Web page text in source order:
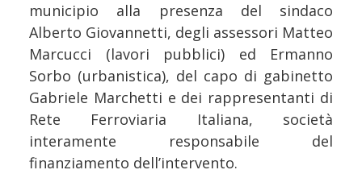
municipio alla presenza del sindaco
Alberto Giovannetti, degli assessori Matteo
Marcucci (lavori pubblici) ed Ermanno
Sorbo (urbanistica), del capo di gabinetto
Gabriele Marchetti e dei rappresentanti di
Rete Ferroviaria Italiana, società
interamente responsabile del
finanziamento dell’intervento.